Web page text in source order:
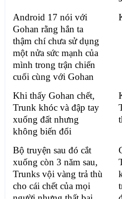
Android 17 nói với
Gohan rằng hắn ta
thậm chí chưa sử dụng
một nửa sức mạnh của
mình trong trận chiến
cuối cùng với Gohan
Khi thấy Gohan chết,
Trunk khóc và đập tay
xuống đất nhưng
không biến đổi
Bộ truyện sau đó cắt
xuống còn 3 năm sau,
Trunks vội vàng trả thù
cho cái chết của mọi